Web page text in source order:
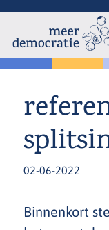
Overslaan
naar
de
gaan
02-06-2022
Binnenkort